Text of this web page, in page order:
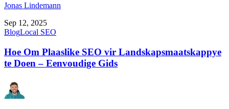
Jonas Lindemann
Sep 12, 2025
BlogLocal SEO
Hoe Om Plaaslike SEO vir Landskapsmaatskappye
te Doen – Eenvoudige Gids